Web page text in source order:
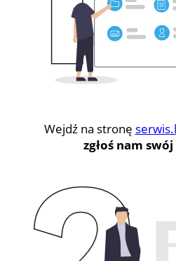
Wejdź na stronę
zgłoś nam